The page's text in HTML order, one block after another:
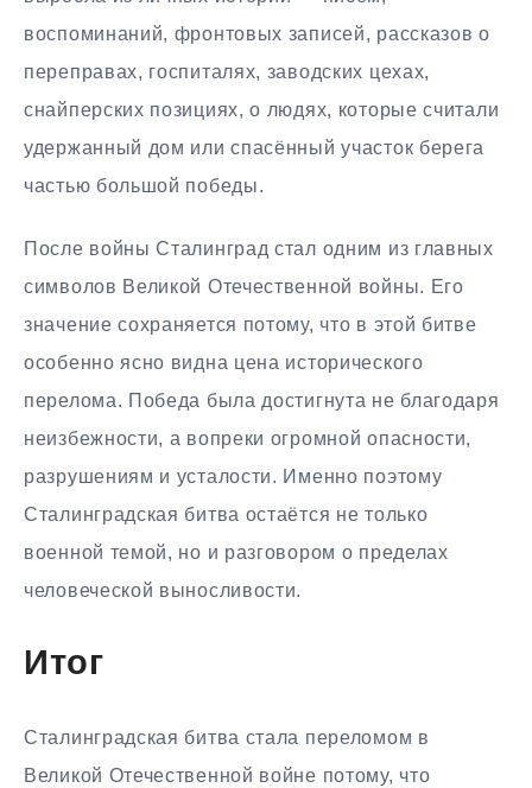
воспоминаний, фронтовых записей, рассказов о
переправах, госпиталях, заводских цехах,
снайперских позициях, о людях, которые считали
удержанный дом или спасённый участок берега
частью большой победы.
После войны Сталинград стал одним из главных
символов Великой Отечественной войны. Его
значение сохраняется потому, что в этой битве
особенно ясно видна цена исторического
перелома. Победа была достигнута не благодаря
неизбежности, а вопреки огромной опасности,
разрушениям и усталости. Именно поэтому
Сталинградская битва остаётся не только
военной темой, но и разговором о пределах
человеческой выносливости.
Итог
Сталинградская битва стала переломом в
Великой Отечественной войне потому, что